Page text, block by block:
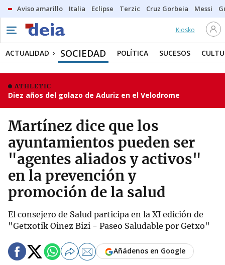
Aviso amarillo Italia Eclipse Terzic Cruz Gorbeia Messi
Kiosko
ACTUALIDAD SOCIEDAD POLÍTICA SUCESOS
ATHLETIC
Diez años del golazo de Aduriz en el Velodrome
Martínez dice que los
ayuntamientos pueden ser
"agentes aliados y activos"
en la prevención y
promoción de la salud
El consejero de Salud participa en la XI edición de
"Getxotik Oinez Bizi - Paseo Saludable por Getxo"
Añádenos en Google